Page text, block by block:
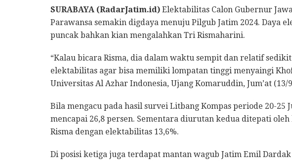
SURABAYA (RadarJatim.id) Elektabilitas Calon Gubernur
Parawansa semakin digdaya menuju Pilgub Jatim 2024. Daya
puncak bahkan kian mengalahkan Tri Rismaharini.
“Kalau bicara Risma, dia dalam waktu sempit dan relatif
elektabilitas agar bisa memiliki lompatan tinggi menyaingi
Universitas Al Azhar Indonesia, Ujang Komaruddin, Jum’at (13/
Bila mengacu pada hasil survei Litbang Kompas periode 20-25
mencapai 26,8 persen. Sementara diurutan kedua ditepati
Risma dengan elektabilitas 13,6%.
Di posisi ketiga juga terdapat mantan wagub Jatim Emil